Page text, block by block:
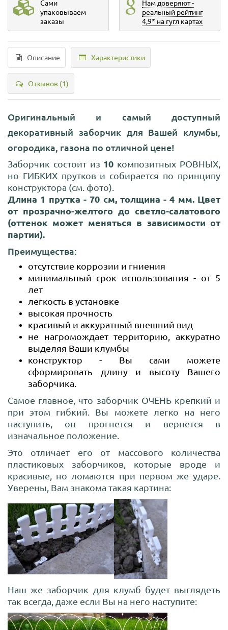
Сами
упаковываем
заказы
Нам доверяют -
реальный рейтинг
4,9* на гугл картах
Описание Характеристики
Отзывов (1)
Оригинальный и самый доступный
декоративный заборчик для Вашей клумбы,
огородика, газона по отличной цене!
Заборчик состоит из 10 композитных РОВНЫХ,
но ГИБКИХ прутков и собирается по принципу
конструктора (см. фото).
Длина 1 прутка - 70 см, толщина - 4 мм. Цвет
от прозрачно-желтого до светло-салатового
(оттенок может меняться в зависимости от
партии).
Преимущества:
отсутствие коррозии и гниения
минимальный срок использования - от 5
лет
легкость в установке
высокая прочность
красивый и аккуратный внешний вид
не нагромождает территорию, аккуратно
выделяя Ваши клумбы
конструктор - Вы сами можете
сформировать длину и высоту Вашего
заборчика.
Самое главное, что заборчик ОЧЕНЬ крепкий и
при этом гибкий. Вы можете легко на него
наступить, он прогнется и вернется в
изначальное положение.
Это отличает его от массового количества
пластиковых заборчиков, которые вроде и
красивые, но ломаются при первом же ударе.
Уверены, Вам знакома такая картина:
Наш же заборчик для клумб будет выглядеть
так всегда, даже если Вы на него наступите: